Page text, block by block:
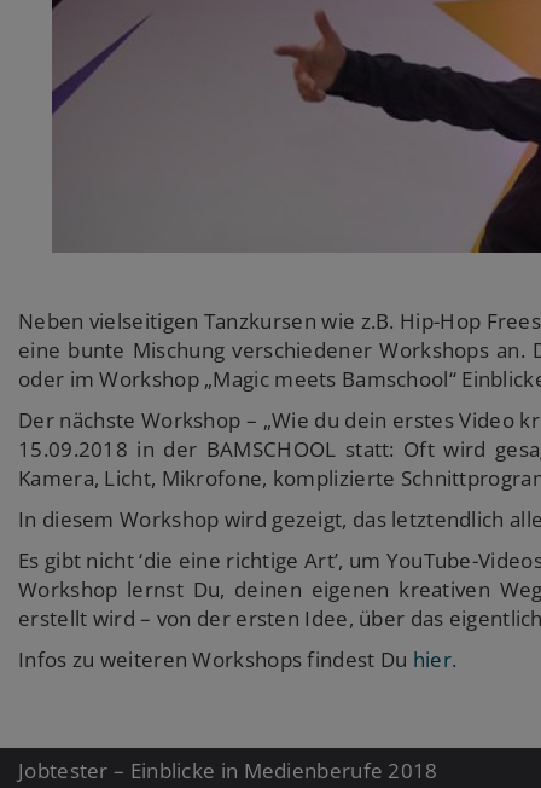
Neben vielseitigen Tanzkursen wie z.B. Hip-Hop
eine bunte Mischung verschiedener Workshops
oder im Workshop „Magic meets Bamschool“
Der nächste Workshop – „Wie du dein erstes Video
15.09.2018 in der BAMSCHOOL statt: Oft wird
Kamera, Licht, Mikrofone, komplizierte
In diesem Workshop wird gezeigt, das letztendlich
Es gibt nicht ‘die eine richtige Art’, um YouTube-
Workshop lernst Du, deinen eigenen kreativen
erstellt wird – von der ersten Idee, über das
Infos zu weiteren Workshops findest Du hier.
Jobtester – Einblicke in Medienberufe 2018